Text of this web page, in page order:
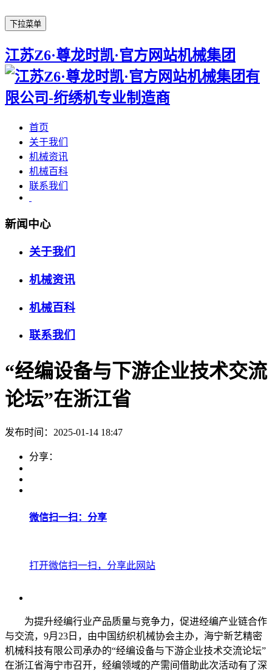
下拉菜单
江苏Z6·尊龙时凯·官方网站机械集团
首页
关于我们
机械资讯
机械百科
联系我们
新闻中心
关于我们
机械资讯
机械百科
联系我们
“经编设备与下游企业技术交流
论坛”在浙江省
发布时间：2025-01-14 18:47
分享：
微信扫一扫：分享
打开微信扫一扫，分享此网站
为提升经编行业产品质量与竞争力，促进经编产业链合作
与交流，9月23日，由中国纺织机械协会主办，海宁新艺精密
机械科技有限公司承办的“经编设备与下游企业技术交流论坛”
在浙江省海宁市召开，经编领域的产需间借助此次活动有了深